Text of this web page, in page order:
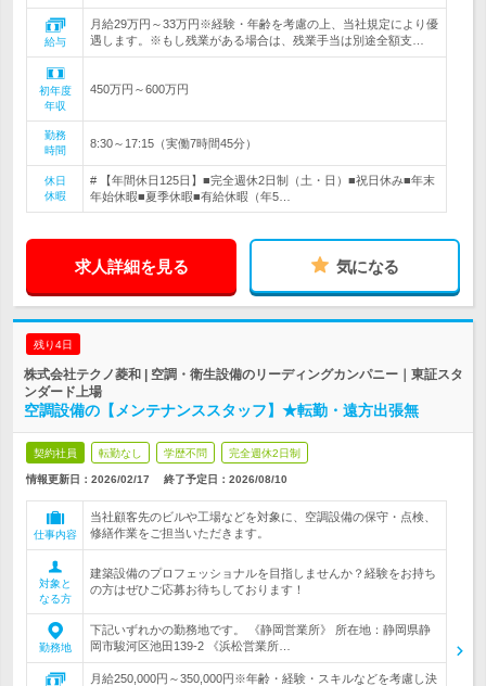
給与
月給29万円～33万円※経験・年齢を考慮の上、当社規定により優
遇します。※もし残業がある場合は、残業手当は別途全額支…
初年度
年収
450万円～600万円
勤務
時間
8:30～17:15（実働7時間45分）
休日
休暇
# 【年間休日125日】■完全週休2日制（土・日）■祝日休み■年末
年始休暇■夏季休暇■有給休暇（年5…
求人詳細を見る 気になる
残り4日
株式会社テクノ菱和 | 空調・衛生設備のリーディングカンパニー｜東証スタ
ンダード上場
空調設備の【メンテナンススタッフ】★転勤・遠方出張無
契約社員 転勤なし 学歴不問 完全週休2日制
情報更新日：2026/02/17 終了予定日： 2026/08/10
仕事内容
当社顧客先のビルや工場などを対象に、空調設備の保守・点検、
修繕作業をご担当いただきます。
対象と
なる方
建築設備のプロフェッショナルを目指しませんか？経験をお持ち
の方はぜひご応募お待ちしております！
勤務地
下記いずれかの勤務地です。 《静岡営業所》 所在地：静岡県静
岡市駿河区池田139-2 《浜松営業所…
月給250,000円～350,000円※年齢・経験・スキルなどを考慮し決